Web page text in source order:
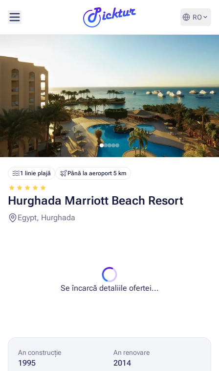
RO
1 linie plajă Până la aeroport 5 km
Hurghada Marriott Beach Resort
Egypt, Hurghada
Se încarcă detaliile ofertei...
An construcție
1995
An renovare
2014